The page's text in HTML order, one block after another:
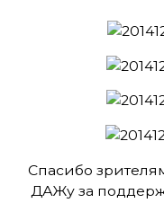
Спасибо
ДАЖу за